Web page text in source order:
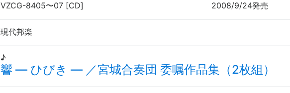
VZCG-8405〜07 [CD] 2008/9/24発売
現代邦楽
♪
響 — ひびき — ／宮城合奏団 委嘱作品集（2枚組）